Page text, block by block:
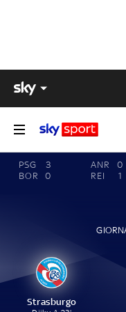
PSG
3
BOR
0
ANR
0
REI
1
Strasburgo